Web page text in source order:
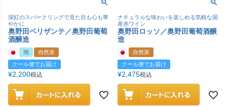
深紅のスパークリングで見た目も心も華
やかに
奥野田ベリザンテ／奥野田葡萄
酒醸造
泡
自然派
クール便でお届け
¥2,200税込
ナチュラルな味わいを楽しめる気軽な国
産赤ワイン
奥野田ロッソ／奥野田葡萄酒醸
造
自然派
クール便でお届け
¥2,475税込